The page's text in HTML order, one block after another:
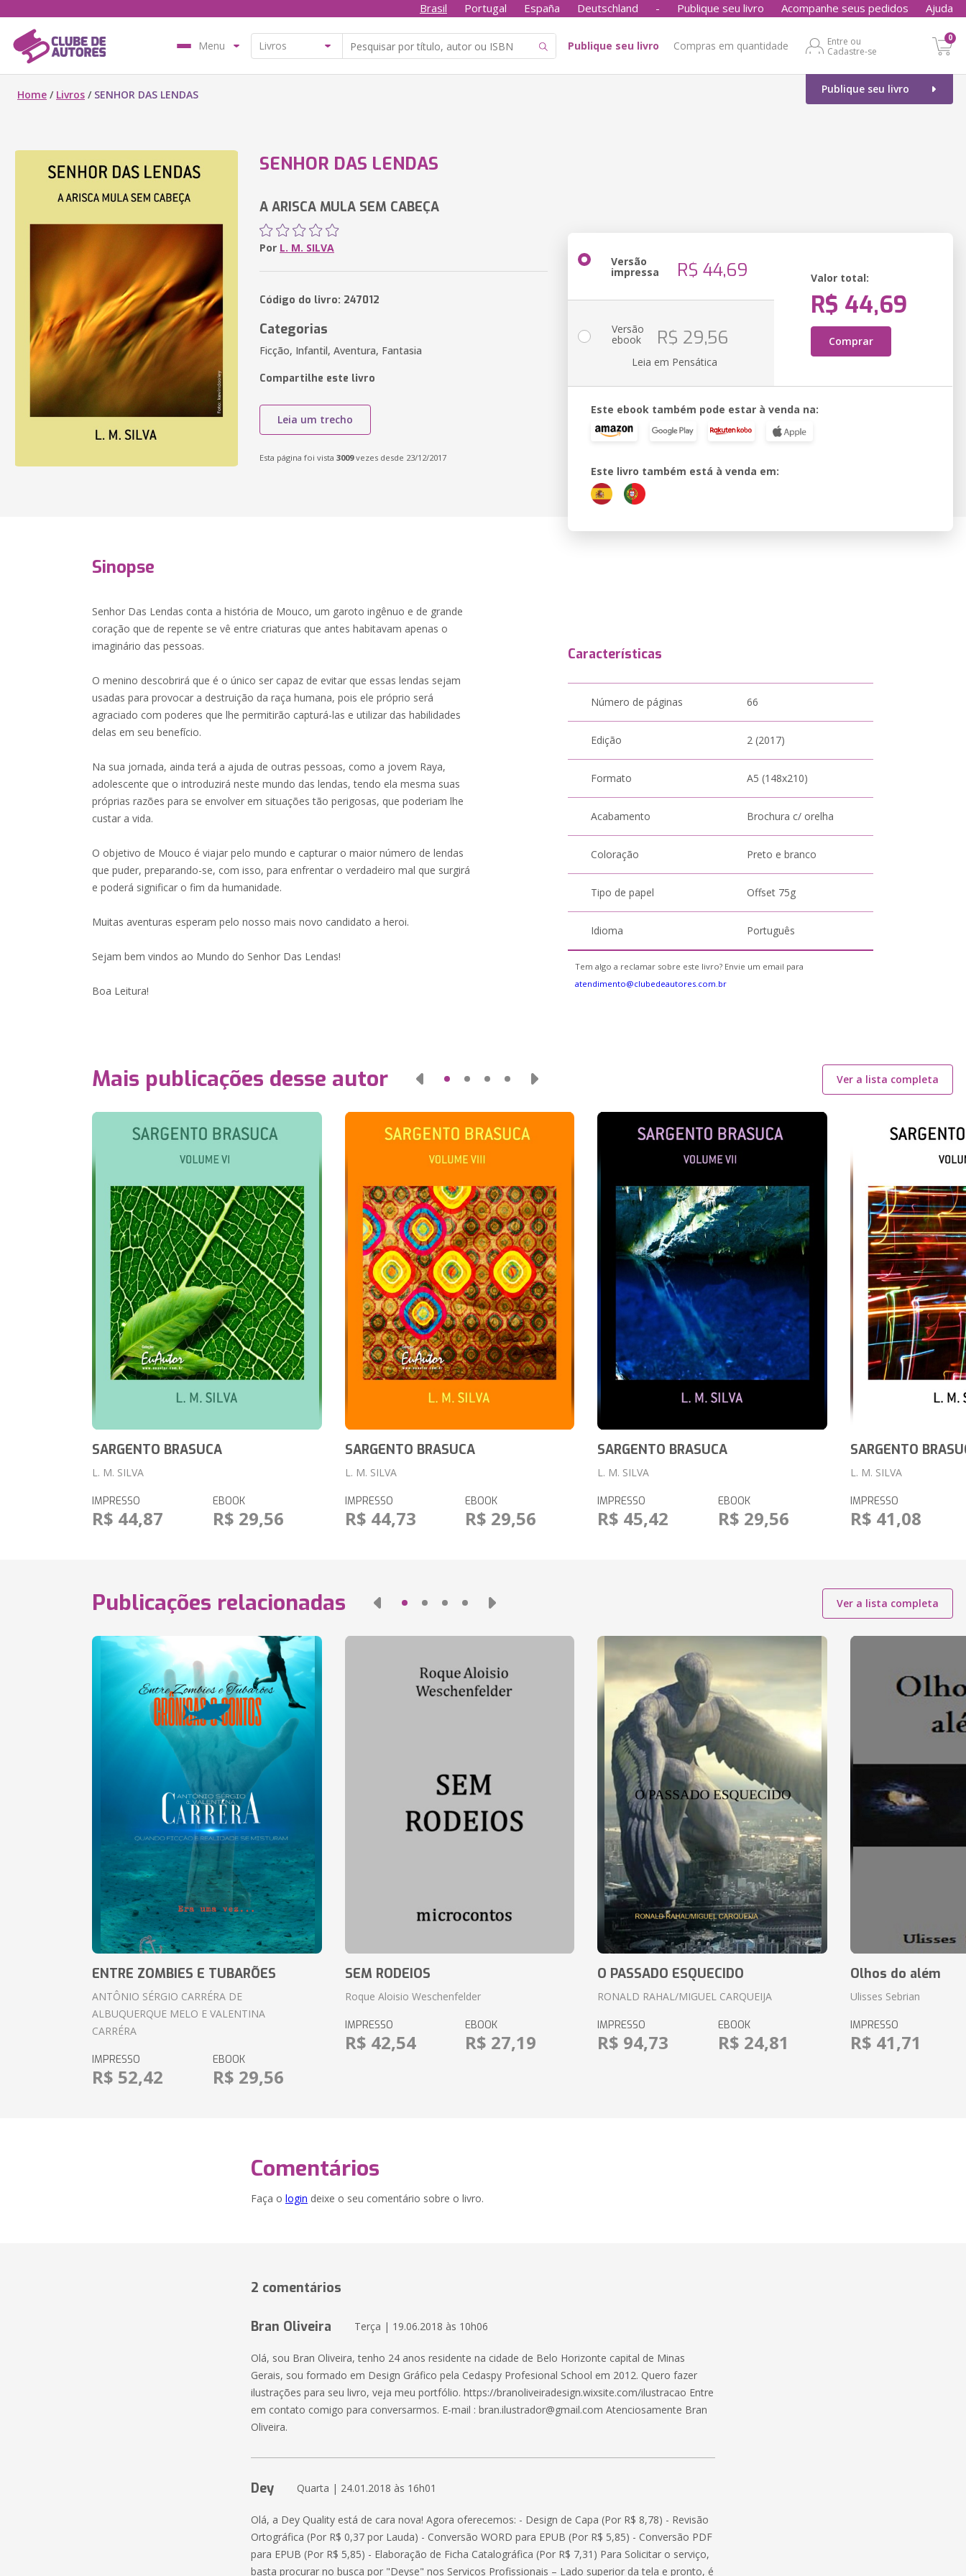
Brasil Portugal España Deutschland - Publique seu livro Acompanhe seus pedidos Ajuda
Menu Publique seu livro Compras em quantidade
Entre ou
Cadastre-se
0
Publique seu livro
Home / Livros / SENHOR DAS LENDAS
SENHOR DAS LENDAS
A ARISCA MULA SEM CABEÇA
Por L. M. SILVA
Código do livro: 247012
Categorias
Ficção, Infantil, Aventura, Fantasia
Compartilhe este livro
Leia um trecho
Esta página foi vista 3009vezes desde 23/12/2017
Versão
impressa R$ 44,69 Valor total:
R$ 44,69
Comprar
Versão
ebook R$ 29,56
Leia em Pensática
Este ebook também pode estar à venda na:
Este livro também está à venda em:
Sinopse
Senhor Das Lendas conta a história de Mouco, um garoto ingênuo e de grande
coração que de repente se vê entre criaturas que antes habitavam apenas o
imaginário das pessoas.
O menino descobrirá que é o único ser capaz de evitar que essas lendas sejam
usadas para provocar a destruição da raça humana, pois ele próprio será
agraciado com poderes que lhe permitirão capturá-las e utilizar das habilidades
delas em seu benefício.
Na sua jornada, ainda terá a ajuda de outras pessoas, como a jovem Raya,
adolescente que o introduzirá neste mundo das lendas, tendo ela mesma suas
próprias razões para se envolver em situações tão perigosas, que poderiam lhe
custar a vida.
O objetivo de Mouco é viajar pelo mundo e capturar o maior número de lendas
que puder, preparando-se, com isso, para enfrentar o verdadeiro mal que surgirá
e poderá significar o fim da humanidade.
Muitas aventuras esperam pelo nosso mais novo candidato a heroi.
Sejam bem vindos ao Mundo do Senhor Das Lendas!
Boa Leitura!
Características
Número de páginas 66
Edição 2 (2017)
Formato A5 (148x210)
Acabamento Brochura c/ orelha
Coloração Preto e branco
Tipo de papel Offset 75g
Idioma Português
Tem algo a reclamar sobre este livro? Envie um email para
atendimento@clubedeautores.com.br
Mais publicações desse autor Ver a lista completa
SARGENTO BRASUCA
L. M. SILVA
IMPRESSO
R$ 44,87
EBOOK
R$ 29,56
SARGENTO BRASUCA
L. M. SILVA
IMPRESSO
R$ 44,73
EBOOK
R$ 29,56
SARGENTO BRASUCA
L. M. SILVA
IMPRESSO
R$ 45,42
EBOOK
R$ 29,56
SARGENTO
L. M. SILVA
IMPRESSO
R$ 41,08
Publicações relacionadas Ver a lista completa
ENTRE ZOMBIES E TUBARÕES
ANTÔNIO SÉRGIO CARRÉRA DE
ALBUQUERQUE MELO E VALENTINA
CARRÉRA
IMPRESSO
R$ 52,42
EBOOK
R$ 29,56
SEM RODEIOS
Roque Aloisio Weschenfelder
IMPRESSO
R$ 42,54
EBOOK
R$ 27,19
O PASSADO ESQUECIDO
RONALD RAHAL/MIGUEL CARQUEIJA
IMPRESSO
R$ 94,73
EBOOK
R$ 24,81
Olhos do além
Ulisses Sebrian
IMPRESSO
R$ 41,71
Comentários
Faça o login deixe o seu comentário sobre o livro.
2 comentários
Bran Oliveira Terça | 19.06.2018 às 10h06
Olá, sou Bran Oliveira, tenho 24 anos residente na cidade de Belo Horizonte capital de Minas
Gerais, sou formado em Design Gráfico pela Cedaspy Profesional School em 2012. Quero fazer
ilustrações para seu livro, veja meu portfólio. https://branoliveiradesign.wixsite.com/ilustracao Entre
em contato comigo para conversarmos. E-mail : bran.ilustrador@gmail.com Atenciosamente Bran
Oliveira.
Dey Quarta | 24.01.2018 às 16h01
Olá, a Dey Quality está de cara nova! Agora oferecemos: - Design de Capa (Por R$ 8,78) - Revisão
Ortográfica (Por R$ 0,37 por Lauda) - Conversão WORD para EPUB (Por R$ 5,85) - Conversão PDF
para EPUB (Por R$ 5,85) - Elaboração de Ficha Catalográfica (Por R$ 7,31) Para Solicitar o serviço,
basta procurar no busca por "Deyse" nos Serviços Profissionais – Lado superior da tela e pronto, é